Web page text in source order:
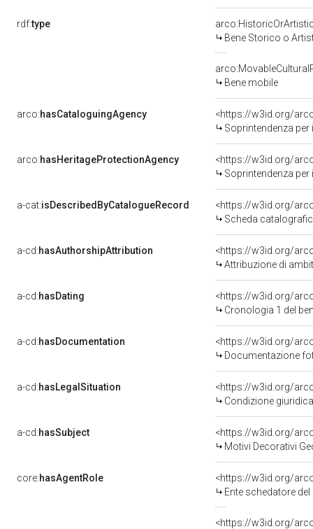
rdf:type
Bene Storico o
Bene mobile
arco:hasCataloguingAgency
<https://w3id.org/
Soprintendenza
arco:hasHeritageProtectionAgency
<https://w3id.org/
Soprintendenza
a-cat:isDescribedByCatalogueRecord
<https://w3id.org/
Scheda
a-cd:hasAuthorshipAttribution
<https://w3id.org/
Attribuzione di
a-cd:hasDating
<https://w3id.org/
Cronologia 1 del
a-cd:hasDocumentation
Documentazione
a-cd:hasLegalSituation
<https://w3id.org/
Condizione
a-cd:hasSubject
<https://w3id.org/
Motivi Decorativi
core:hasAgentRole
<https://w3id.org/
Ente schedatore del
<https://w3id.org/